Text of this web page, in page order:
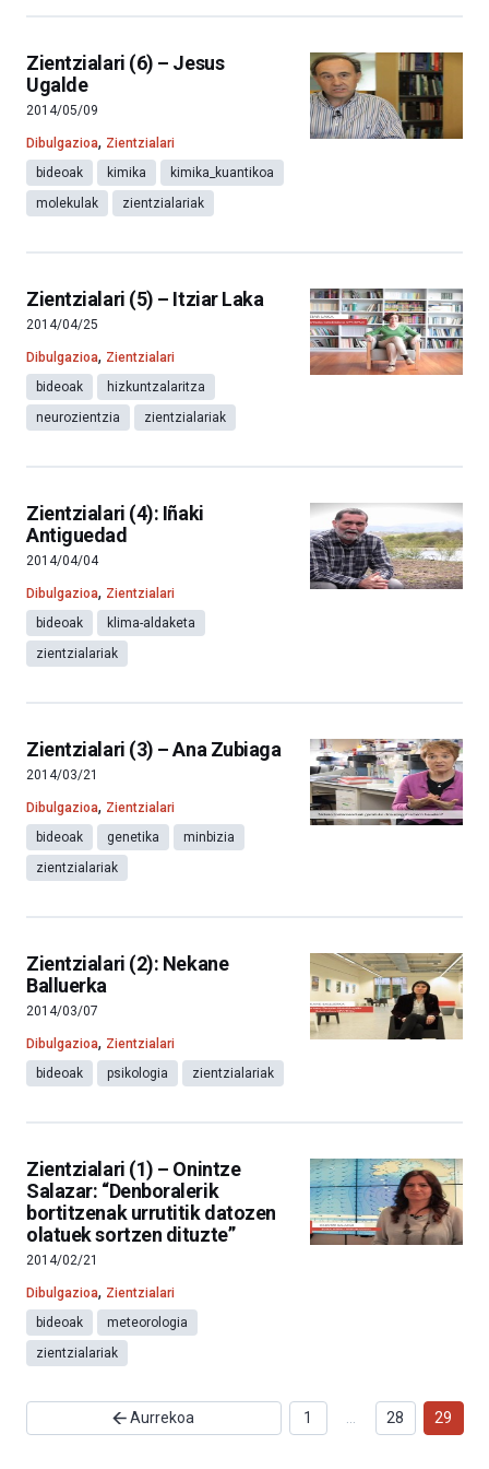
Zientzialari (6) – Jesus
Ugalde
2014/05/09
Dibulgazioa, Zientzialari
bideoak
kimika
kimika_kuantikoa
molekulak
zientzialariak
Zientzialari (5) – Itziar Laka
2014/04/25
Dibulgazioa, Zientzialari
bideoak
hizkuntzalaritza
neurozientzia
zientzialariak
Zientzialari (4): Iñaki
Antiguedad
2014/04/04
Dibulgazioa, Zientzialari
bideoak
klima-aldaketa
zientzialariak
Zientzialari (3) – Ana Zubiaga
2014/03/21
Dibulgazioa, Zientzialari
bideoak
genetika
minbizia
zientzialariak
Zientzialari (2): Nekane
Balluerka
2014/03/07
Dibulgazioa, Zientzialari
bideoak
psikologia zientzialariak
Zientzialari (1) – Onintze
Salazar: “Denboralerik
bortitzenak urrutitik datozen
olatuek sortzen dituzte”
2014/02/21
Dibulgazioa, Zientzialari
bideoak
meteorologia
zientzialariak
Aurrekoa 1 28 29